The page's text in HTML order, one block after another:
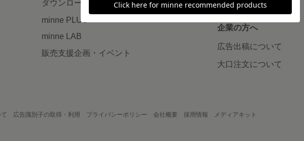
ダウンロード販売
minne PLUS
minne LAB
販売支援企画・イベント
minneの本
企業の方へ
広告出稿について
大口注文について
広告識別子の取得・利用 プライバシーポリシー 会社概要 採用情報 メディアキット